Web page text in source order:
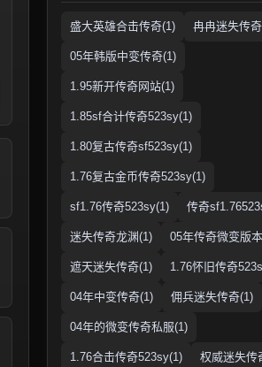
盛大英雄合击传奇(1) 冉冉迷失传
05年韩版中变传奇(1)
1.95新开传奇网站(1)
1.85sf合计传奇523sy(1)
1.80复古传奇sf523sy(1)
1.76复古金币传奇523sy(1)
sf1.76传奇523sy(1) 传奇
迷失传奇龙渊(1) 05年传奇微变版
遮天迷失传奇(1) 1.76怀旧传奇
04年中变传奇(1) 佣兵迷失传奇(1)
04年的微变传奇私服(1)
1.76合击传奇523sy(1) 权威迷失传